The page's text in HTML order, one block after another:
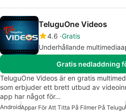
TeluguOne Videos
4.6 Gratis
Underhållande
Gratis nedladdning
TeluguOne Videos är en gratis
som erbjuder ett brett utbud av
app har något för…
AndroidAppar För Att Titta På Filmer På Telugu